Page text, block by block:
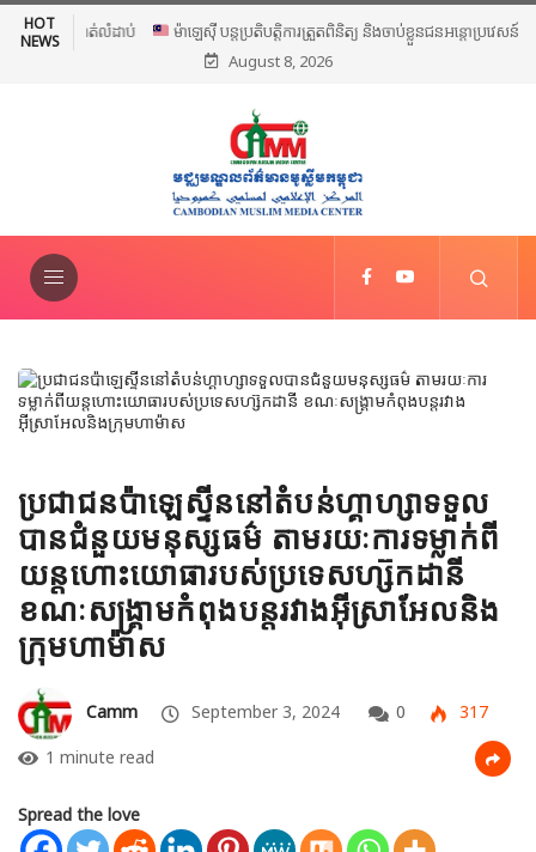
HOT
NEWS
ម៉ាឡេស៊ី បន្តប្រតិបត្តិការត្រួតពិនិត្យ និងចាប់ខ្លួនជនអន្តោប្រវេសន៍ខុស
ច្បាប់ទូទាំងប្រទេស
August 8, 2026
ប្រជាជនប៉ាឡេស្ទីននៅតំបន់ហ្គាហ្សា​ទទួល
បានជំនួយមនុស្សធម៌ តាមរយៈការទម្លាក់ពី​
យន្តហោះ​យោធារបស់​ប្រទេសហ្ស៊កដានី
ខណៈសង្គ្រាមកំពុងបន្តរវាងអ៊ីស្រាអែលនិង
ក្រុមហាម៉ាស
Camm September 3, 2024 0
317
1 minute read
Spread the love